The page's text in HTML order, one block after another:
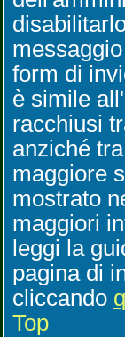
form di
è simile
racchiusi
anziché
maggiore
mostrato
maggiori
leggi la
pagina di
cliccando
Top